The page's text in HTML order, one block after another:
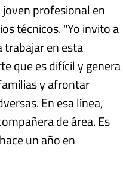
profesional en
técnicos. "Yo invito a
trabajar en esta
que es difícil y genera
y afrontar
En esa línea,
de área. Es
un año en